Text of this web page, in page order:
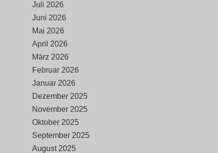
Juli 2026
Juni 2026
Mai 2026
April 2026
März 2026
Februar 2026
Januar 2026
Dezember 2025
November 2025
Oktober 2025
September 2025
August 2025